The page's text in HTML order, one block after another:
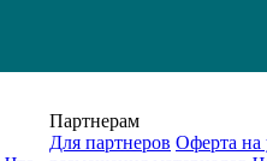
Партнерам
Для партнеров Оферта на